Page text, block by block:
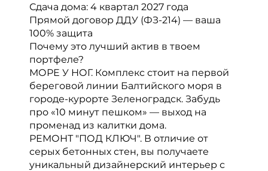
Сдача дома: 4 квартал 2027 года
Прямой договор ДДУ (ФЗ-214) — ваша
100% защита
Почему это лучший актив в твоем
портфеле?
МОРЕ У НОГ. Комплекс стоит на первой
береговой линии Балтийского моря в
городе-курорте Зеленоградск. Забудь
про «10 минут пешком» — выход на
променад из калитки дома.
РЕМОНТ "ПОД КЛЮЧ". В отличие от
серых бетонных стен, вы получаете
уникальный дизайнерский интерьер с